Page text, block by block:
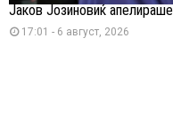
Јаков Јозиновиќ
17:01 - 6 август, 2026